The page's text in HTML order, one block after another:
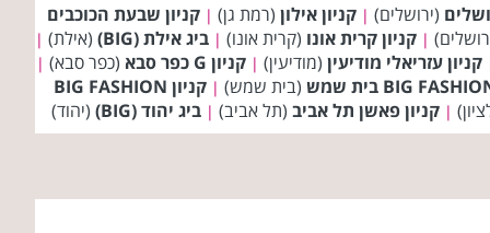
(ירושלים) | קניון אילון (רמת גן) | קניון שבעת הכוכבים
| קניון קרית אונו (קרית אונו) | ביג אילת (BIG) (אילת) |
קניון עזריאלי מודיעין (מודיעין) | קניון G כפר סבא (כפר סבא) |
(בית שמש) |
קניון BIG FASHION
| קניון פאשן תל אביב (תל אביב) | ביג יהוד (BIG) (יהוד)